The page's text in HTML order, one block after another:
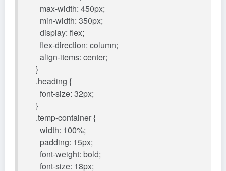
max-width: 450px;
min-width: 350px;
display: flex;
flex-direction: column;
align-items: center;
}
.heading {
font-size: 32px;
}
.temp-container {
width: 100%;
padding: 15px;
font-weight: bold;
font-size: 18px;